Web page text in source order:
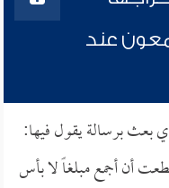
عند
برسالة يقول فيها:
أن أجمع مبلغاً لا بأس